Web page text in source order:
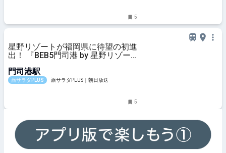
5
星野リゾートが福岡県に待望の初進
出！ 『BEB5門司港 by 星野リゾー
ープン ♪
門司港駅
旅サラダPLUS 旅サラダPLUS｜朝日放送
5